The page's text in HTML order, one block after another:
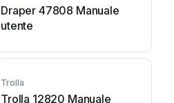
Draper 47808 Manuale
utente
Trolla
Trolla 12820 Manuale